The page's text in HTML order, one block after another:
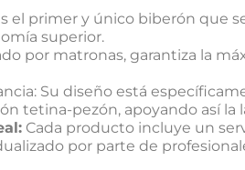
el primer y único biberón que
superior.
por matronas, garantiza la
Su diseño está
tetina-pezón, apoyando así la
Cada producto incluye un
por parte de